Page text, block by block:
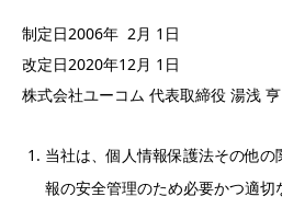
制定日2006年 2月 1日
改定日2020年12月 1日
株式会社ユーコム 代表取締役 湯浅 亨
当社は、個人情報保護法その他
報の安全管理のため必要かつ適切